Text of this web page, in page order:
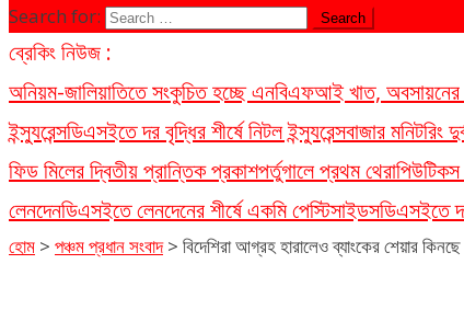
Search for:
ব্রেকিং নিউজ :
অনিয়ম-জালিয়াতিতে সংকুচিত হচ্ছে এনবিএফআই খাত, অবসায়নের
ইন্স্যুরেন্সডিএসইতে দর বৃদ্ধির শীর্ষে নিটল ইন্স্যুরেন্সবাজার মনিটরিং
ফিড মিলের দ্বিতীয় প্রান্তিক প্রকাশপর্তুগালে প্রথম থেরাপিউটিকস
লেনদেনডিএসইতে লেনদেনের শীর্ষে একমি পেস্টিসাইডসডিএসইতে
হোম > পঞ্চম প্রধান সংবাদ > বিদেশিরা আগ্রহ হারালেও ব্যাংকের শেয়ার কিনছে